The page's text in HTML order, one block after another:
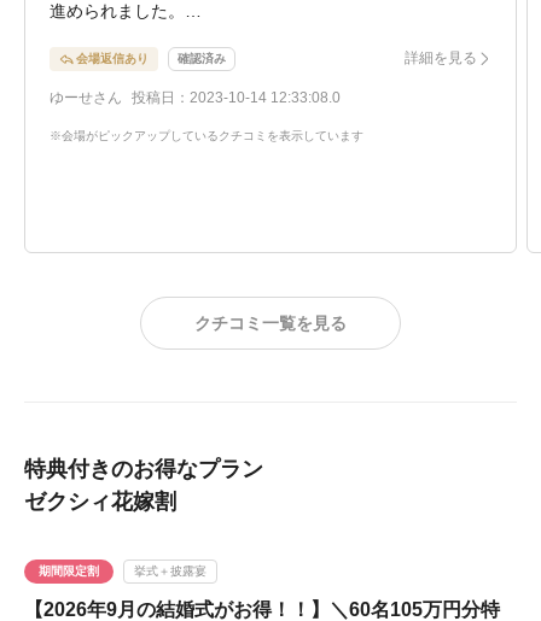
進められました。
ズに合わせたスタッフの会場作りのおかげで理想の結婚式
を挙げることができました。
料理とお酒も美味しいし、ロケーションもいいのでゲスト
会場返信あり 確認済み 詳細を見る
ゆーせさん 投稿日：2023-10-14 12:33:08.0
※会場がピックアップしているクチコミを表示しています
クチコミ一覧を見る
特典付きのお得なプラン
ゼクシィ花嫁割
期間限定割 挙式＋披露宴
【2026年9月の結婚式がお得！！】＼60名105万円分特